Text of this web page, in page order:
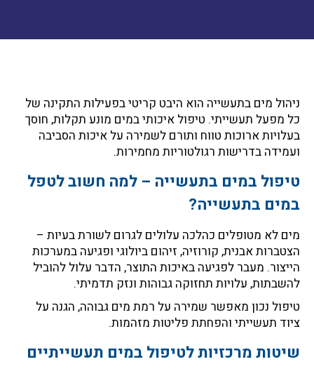
ניהול מים בתעשייה הוא היבט קריטי בפעילות התקינה של
כל מפעל תעשייתי. טיפול איכותי במים מונע תקלות, חוסך
בעלויות ארוכות טווח ותורם לשמירה על איכות הסביבה
ועמידה בדרישות רגולטוריות מחמירות.
טיפול במים בתעשייה – למה חשוב לטפל
במים בתעשייה?
מים לא מטופלים כהלכה עלולים לגרום לשורת בעיות –
הצטברות אבנית, קורוזיה, זיהום ביולוגי ופגיעה במערכות
הייצור. מעבר לפגיעה באיכות התוצר, הדבר עלול להוביל
להשבתות, עלויות תחזוקה גבוהות ונזק תדמיתי.
טיפול נכון מאפשר שמירה על רמת מים גבוהה, הגנה על
ציוד תעשייתי והפחתת פליטות מזהמות.
שיטות מרכזיות לטיפול במים תעשייתיים